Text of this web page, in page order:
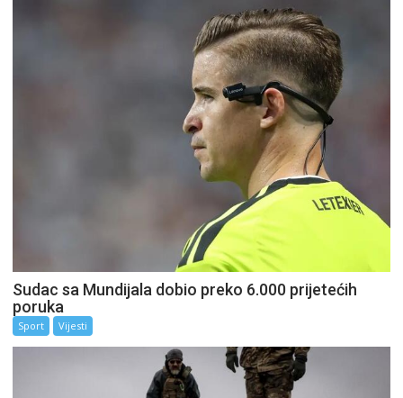
Sudac sa Mundijala dobio preko 6.000 prijetećih
poruka
Sport Vijesti